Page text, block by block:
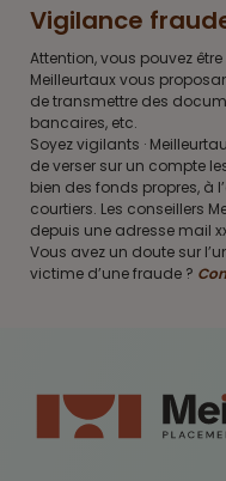
Vigilance
Attention, vous pouvez
Meilleurtaux vous
de transmettre des
bancaires, etc.
Soyez vigilants ·
de verser sur un compte
bien des fonds propres, à
courtiers. Les conseillers
depuis une adresse mail
Vous avez un doute sur
victime d’une fraude ?